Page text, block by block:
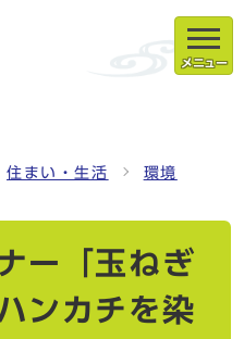
メニュー
住まい・生活 環境
ー「玉ねぎ
ンカチを染